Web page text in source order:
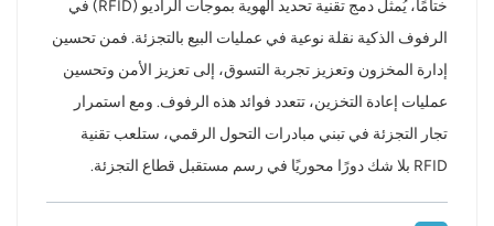
ختامًا، يُمثل دمج تقنية تحديد الهوية بموجات الراديو (RFID) في
الرفوف الذكية نقلة نوعية في عمليات البيع بالتجزئة. فمن تحسين
إدارة المخزون وتعزيز تجربة التسوق، إلى تعزيز الأمن وتحسين
عمليات إعادة التخزين، تتعدد فوائد هذه الرفوف. ومع استمرار
تجار التجزئة في تبني مبادرات التحول الرقمي، ستلعب تقنية
RFID بلا شك دورًا محوريًا في رسم مستقبل قطاع التجزئة.